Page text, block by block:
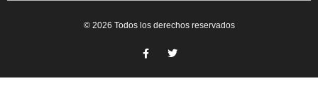
© 2026 Todos los derechos reservados